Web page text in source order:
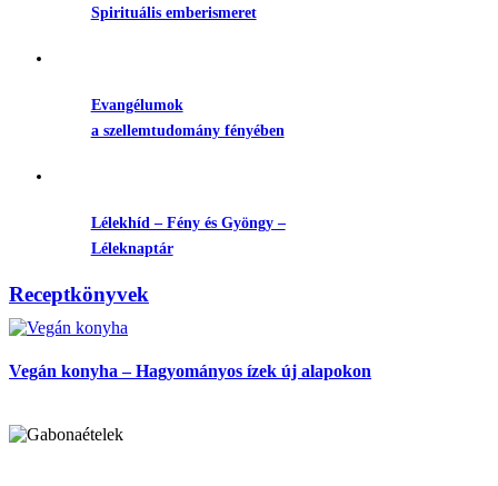
Spirituális emberismeret
Evangélumok
a szellemtudomány fényében
Lélekhíd – Fény és Gyöngy –
Léleknaptár
Receptkönyvek
Vegán konyha – Hagyományos ízek új alapokon